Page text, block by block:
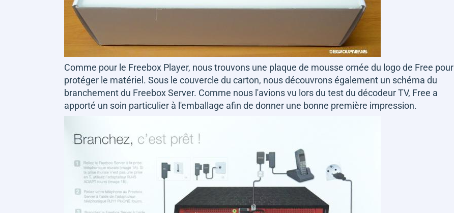
Comme pour le Freebox Player, nous trouvons une plaque de mousse ornée du logo de Free pour
protéger le matériel. Sous le couvercle du carton, nous découvrons également un schéma du
branchement du Freebox Server. Comme nous l'avions vu lors du test du décodeur TV, Free a
apporté un soin particulier à l'emballage afin de donner une bonne première impression.